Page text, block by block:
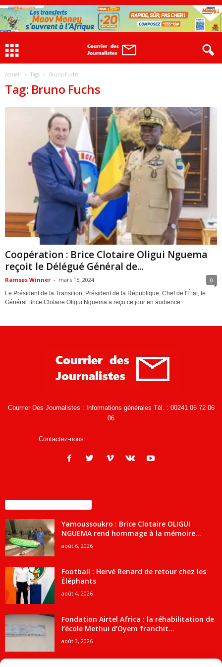
Accueil Tags Bruno Fuchs
Tag: Bruno Fuchs
Coopération : Brice Clotaire Oligui Nguema
reçoit le Délégué Général de...
Ramses Winner - mars 15, 2024 0
Le Président de la Transition, Président de la République, Chef de l'État, le
Général Brice Clotaire Oligui Nguema a reçu ce jour en audience...
Courrier Des Journalistes : Informations générales Tél. : 00241 06 72 06
06
Contactez-nous:
Yamoussoukro : Brice Clotaire OLIGUI
NGUEMA rend hommage à la mémoire...
août 6, 2026
Football : Hervé Renard de retour chez les
Éléphants
août 4, 2026
Fondation Airtel Africa : la réhabilitation de
l’école Methui d’Oyem franchit...
août 3, 2026